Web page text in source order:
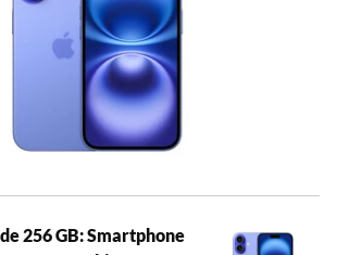
256 GB: Smartphone